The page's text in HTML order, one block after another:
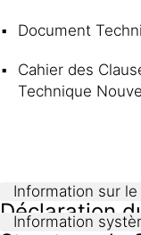
Document
Cahier des
Technique
Information sur
Déclaration
Information